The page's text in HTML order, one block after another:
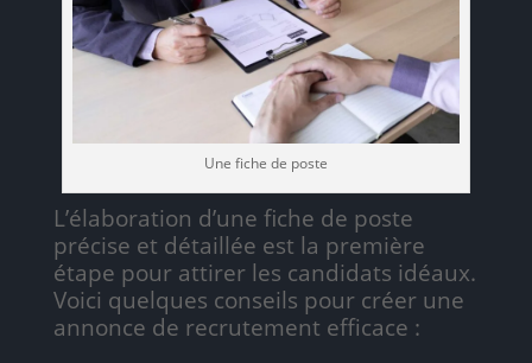
Une fiche de poste
L’élaboration d’une fiche de poste
précise et détaillée est la première
étape pour attirer les candidats idéaux.
Voici quelques conseils pour créer une
annonce de recrutement efficace :